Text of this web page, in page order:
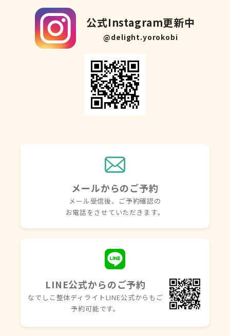
公式Instagram更新中
@delight.yorokobi
メールからのご予約
メール受信後、ご予約確認の
お電話をさせていただきます。
LINE公式からのご予約
なでしこ整体ディライトLINE公式からもご
予約可能です。